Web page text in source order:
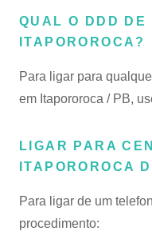
QUAL O DDD DE
ITAPOROROCA?
Para ligar para
em Itapororoca / PB,
LIGAR PARA
ITAPOROROCA
Para ligar de um
procedimento: